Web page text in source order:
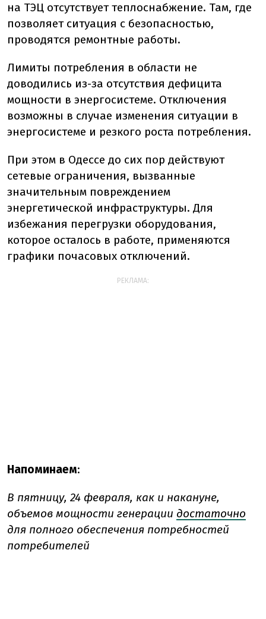
на ТЭЦ отсутствует теплоснабжение. Там, где
позволяет ситуация с безопасностью,
проводятся ремонтные работы.
Лимиты потребления в области не
доводились из-за отсутствия дефицита
мощности в энергосистеме. Отключения
возможны в случае изменения ситуации в
энергосистеме и резкого роста потребления.
При этом в Одессе до сих пор действуют
сетевые ограничения, вызванные
значительным повреждением
энергетической инфраструктуры. Для
избежания перегрузки оборудования,
которое осталось в работе, применяются
графики почасовых отключений.
РЕКЛАМА:
Напоминаем:
В пятницу, 24 февраля, как и накануне,
объемов мощности генерации достаточно
для полного обеспечения потребностей
потребителей